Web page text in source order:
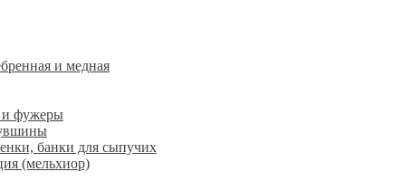
и медная
и фужеры
банки для сыпучих
(мельхиор)